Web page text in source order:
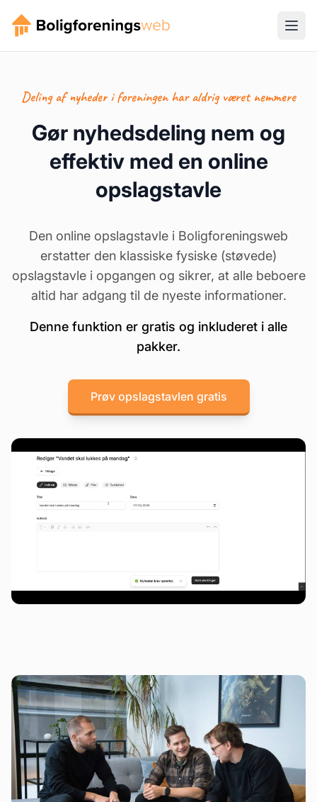
Deling af nyheder i foreningen har aldrig været nemmere
Gør nyhedsdeling nem og
effektiv med en online
opslagstavle
Den online opslagstavle i Boligforeningsweb
erstatter den klassiske fysiske (støvede)
opslagstavle i opgangen og sikrer, at alle beboere
altid har adgang til de nyeste informationer.
Denne funktion er gratis og inkluderet i alle
pakker.
Prøv opslagstavlen gratis